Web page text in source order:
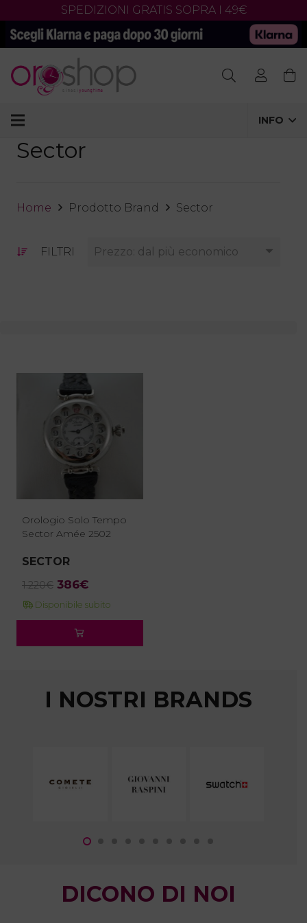
SPEDIZIONI GRATIS SOPRA I 49€
Products
search
INFO
Sector
Home Prodotto Brand Sector
FILTRI
Orologio Solo Tempo
Sector Amée 2502
SECTOR
1.220€ Il
prezzo
era:
1.220€.
386€
prezzo
386€.
Disponibile subito
I NOSTRI BRANDS
DICONO DI NOI